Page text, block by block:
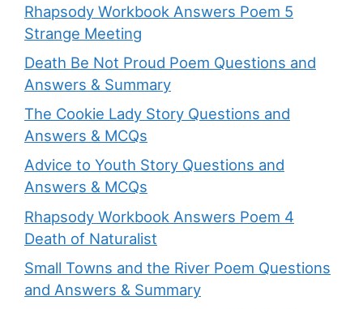
Rhapsody Workbook Answers Poem 5
Strange Meeting
Death Be Not Proud Poem Questions and
Answers & Summary
The Cookie Lady Story Questions and
Answers & MCQs
Advice to Youth Story Questions and
Answers & MCQs
Rhapsody Workbook Answers Poem 4
Death of Naturalist
Small Towns and the River Poem Questions
and Answers & Summary